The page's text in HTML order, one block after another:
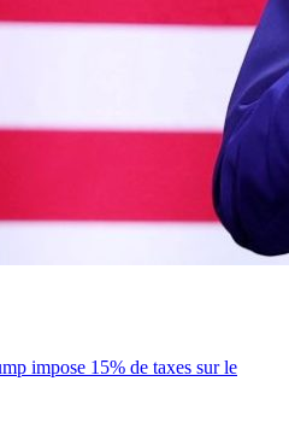
impose 15% de taxes sur le